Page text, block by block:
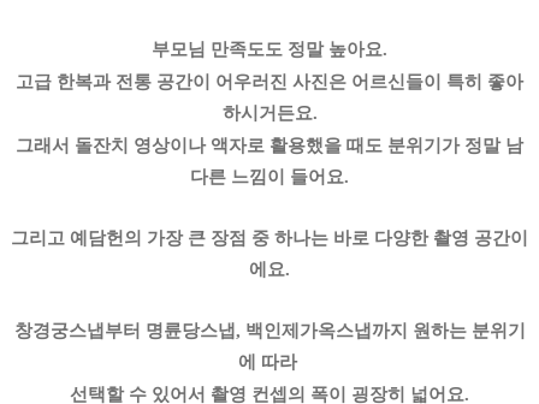
부모님 만족도도 정말 높아요.
고급 한복과 전통 공간이 어우러진 사진은 어르신들이 특히 좋아
하시거든요.
그래서 돌잔치 영상이나 액자로 활용했을 때도 분위기가 정말 남
다른 느낌이 들어요.
그리고 예담헌의 가장 큰 장점 중 하나는 바로 다양한 촬영 공간이
에요.
창경궁스냅부터 명륜당스냅, 백인제가옥스냅까지 원하는 분위기
에 따라
선택할 수 있어서 촬영 컨셉의 폭이 굉장히 넓어요.